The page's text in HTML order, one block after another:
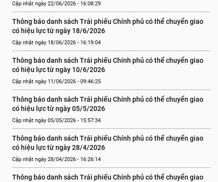
Cập nhật ngày 22/06/2026 - 16:08:29
Thông báo danh sách Trái phiếu Chính phủ có thể chuyển giao
có hiệu lực từ ngày 18/6/2026
Cập nhật ngày 18/06/2026 - 16:19:04
Thông báo danh sách Trái phiếu Chính phủ có thể chuyển giao
có hiệu lực từ ngày 10/6/2026
Cập nhật ngày 11/06/2026 - 09:46:25
Thông báo danh sách Trái phiếu Chính phủ có thể chuyển giao
có hiệu lực từ ngày 05/5/2026
Cập nhật ngày 05/05/2026 - 15:57:34
Thông báo danh sách Trái phiếu Chính phủ có thể chuyển giao
có hiệu lực từ ngày 28/4/2026
Cập nhật ngày 28/04/2026 - 16:26:14
Thông báo danh sách Trái phiếu Chính phủ có thể chuyển giao